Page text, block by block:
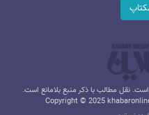
نقل مطالب با ذکر منبع بلامانع است.
Copyright © 2025